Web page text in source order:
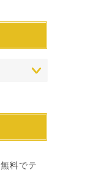
料でテ